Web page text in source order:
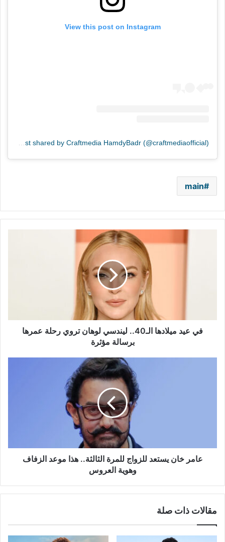
View this post on Instagram
main
عمرها
برسالة
في عيد ميلادها الـ40.. ليندسي لوهان تروي رحلة عمرها
برسالة مؤثرة
الزفاف
عامر خان يستعد للزواج للمرة الثالثة.. هذا موعد الزفاف
وهوية العروس
مقالات ذات صلة